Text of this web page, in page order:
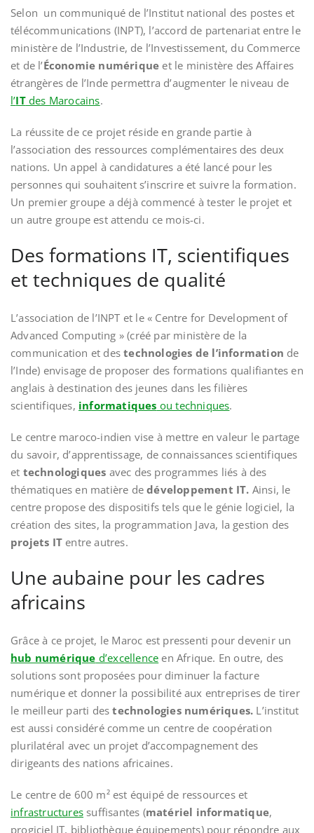
Selon un communiqué de l’Institut national des postes et
télécommunications (INPT), l’accord de partenariat entre le
ministère de l’Industrie, de l’Investissement, du Commerce
et de l’Économie numérique et le ministère des Affaires
étrangères de l’Inde permettra d’augmenter le niveau de
l’ITdes Marocains.
La réussite de ce projet réside en grande partie à
l’association des ressources complémentaires des deux
nations. Un appel à candidatures a été lancé pour les
personnes qui souhaitent s’inscrire et suivre la formation.
Un premier groupe a déjà commencé à tester le projet et
un autre groupe est attendu ce mois-ci.
Des formations IT, scientifiques
et techniques de qualité
L’association de l’INPT et le « Centre for Development of
Advanced Computing » (créé par ministère de la
communication et destechnologies de l’information de
l’Inde) envisage de proposer des formations qualifiantes en
anglais à destination des jeunes dans les filières
scientifiques, informatiques ou techniques.
Le centre maroco-indien vise à mettre en valeur le partage
du savoir, d’apprentissage, de connaissances scientifiques
et technologiques avec des programmes liés à des
thématiques en matière dedéveloppement IT. Ainsi, le
centre propose des dispositifs tels que le génie logiciel, la
création des sites, la programmation Java, la gestion des
projets IT entre autres.
Une aubaine pour les cadres
africains
Grâce à ce projet, le Maroc est pressenti pour devenir un
hub numérique d’excellence en Afrique. En outre, des
solutions sont proposées pour diminuer la facture
numérique et donner la possibilité aux entreprises de tirer
le meilleur parti destechnologies numériques. L’institut
est aussi considéré comme un centre de coopération
plurilatéral avec un projet d’accompagnement des
dirigeants des nations africaines.
Le centre de 600 m² est équipé de ressources et
infrastructures suffisantes (matériel informatique,
progiciel IT, bibliothèque équipements) pour répondre aux